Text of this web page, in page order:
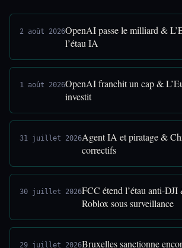
2 août 2026OpenAI passe le milliard &
l’étau IA
1 août 2026OpenAI franchit un cap &
investit
31 juillet 2026Agent IA et piratage &
correctifs
30 juillet 2026FCC étend l’étau anti-
Roblox sous surveillance
29 juillet 2026Bruxelles sanctionne